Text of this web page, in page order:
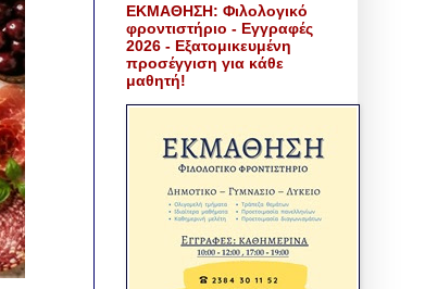
ΕΚΜΑΘΗΣΗ: Φιλολογικό
φροντιστήριο - Εγγραφές
2026 - Εξατομικευμένη
προσέγγιση για κάθε
μαθητή!